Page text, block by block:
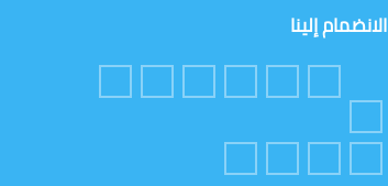
الانضمام إلينا